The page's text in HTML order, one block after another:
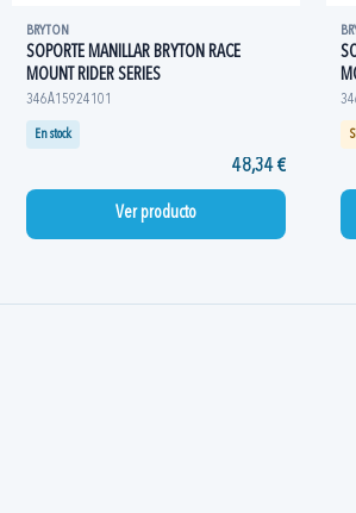
BRYTON
SOPORTE MANILLAR BRYTON RACE
MOUNT RIDER SERIES
346A15924101
En stock
48,34 €
Ver producto